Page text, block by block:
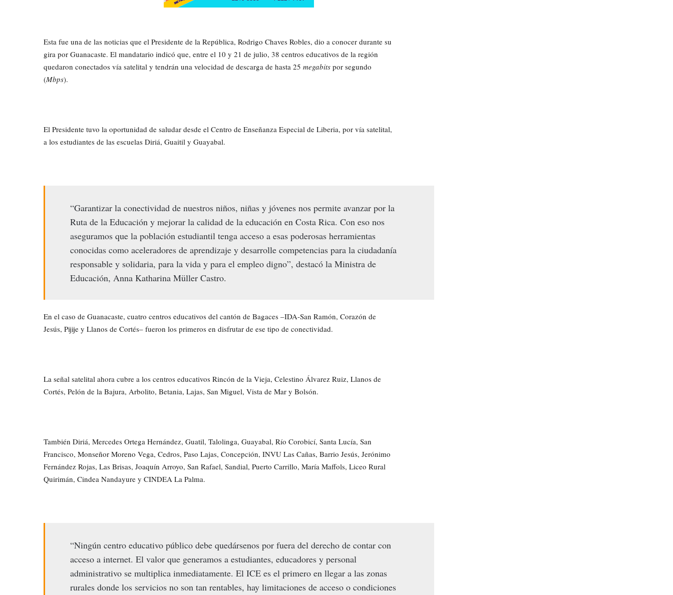
Esta fue una de las noticias que el Presidente de la República, Rodrigo Chaves Robles, dio a conocer durante su
gira por Guanacaste. El mandatario indicó que, entre el 10 y 21 de julio, 38 centros educativos de la región
quedaron conectados vía satelital y tendrán una velocidad de descarga de hasta 25 megabits por segundo
(Mbps).
El Presidente tuvo la oportunidad de saludar desde el Centro de Enseñanza Especial de Liberia, por vía satelital,
a los estudiantes de las escuelas Diriá, Guaitil y Guayabal.
“Garantizar la conectividad de nuestros niños, niñas y jóvenes nos permite avanzar por la
Ruta de la Educación y mejorar la calidad de la educación en Costa Rica. Con eso nos
aseguramos que la población estudiantil tenga acceso a esas poderosas herramientas
conocidas como aceleradores de aprendizaje y desarrolle competencias para la ciudadanía
responsable y solidaria, para la vida y para el empleo digno”, destacó la Ministra de
Educación, Anna Katharina Müller Castro.
En el caso de Guanacaste, cuatro centros educativos del cantón de Bagaces –IDA-San Ramón, Corazón de
Jesús, Pijije y Llanos de Cortés– fueron los primeros en disfrutar de ese tipo de conectividad.
La señal satelital ahora cubre a los centros educativos Rincón de la Vieja, Celestino Álvarez Ruiz, Llanos de
Cortés, Pelón de la Bajura, Arbolito, Betania, Lajas, San Miguel, Vista de Mar y Bolsón.
También Diriá, Mercedes Ortega Hernández, Guatil, Talolinga, Guayabal, Río Corobicí, Santa Lucía, San
Francisco, Monseñor Moreno Vega, Cedros, Paso Lajas, Concepción, INVU Las Cañas, Barrio Jesús, Jerónimo
Fernández Rojas, Las Brisas, Joaquín Arroyo, San Rafael, Sandial, Puerto Carrillo, María Maffols, Liceo Rural
Quirimán, Cindea Nandayure y CINDEA La Palma.
“Ningún centro educativo público debe quedársenos por fuera del derecho de contar con
acceso a internet. El valor que generamos a estudiantes, educadores y personal
administrativo se multiplica inmediatamente. El ICE es el primero en llegar a las zonas
rurales donde los servicios no son tan rentables, hay limitaciones de acceso o condiciones